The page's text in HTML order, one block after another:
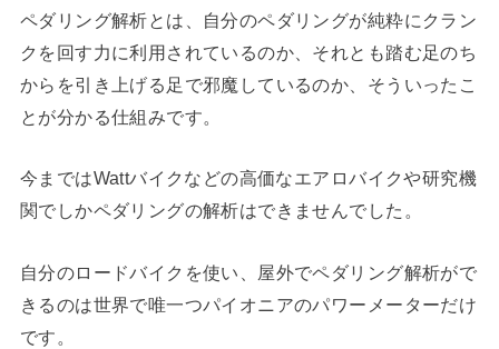
ペダリング解析とは、自分のペダリングが純粋にクラン
クを回す力に利用されているのか、それとも踏む足のち
からを引き上げる足で邪魔しているのか、そういったこ
とが分かる仕組みです。
今まではWattバイクなどの高価なエアロバイクや研究機
関でしかペダリングの解析はできませんでした。
自分のロードバイクを使い、屋外でペダリング解析がで
きるのは世界で唯一つパイオニアのパワーメーターだけ
です。